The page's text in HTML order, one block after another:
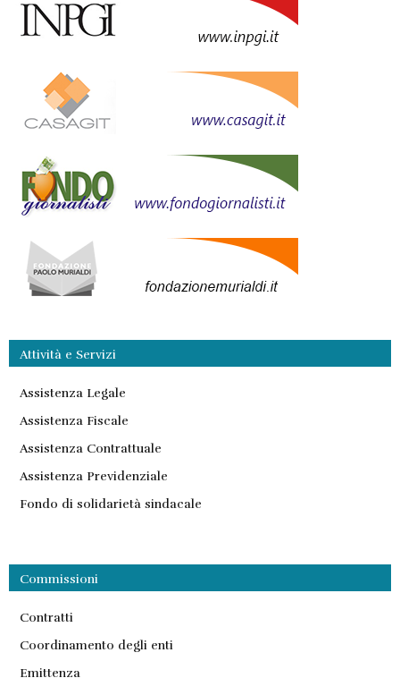
Attività e Servizi
Assistenza Legale
Assistenza Fiscale
Assistenza Contrattuale
Assistenza Previdenziale
Fondo di solidarietà sindacale
Commissioni
Contratti
Coordinamento degli enti
Emittenza